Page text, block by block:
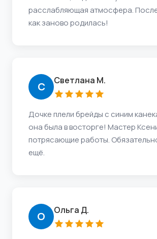
расслабляющая атмосфера.
как заново родилась!
С Светлана М.
Дочке плели брейды с синим
она была в восторге! Мастер
потрясающие работы.
ещё.
О Ольга Д.